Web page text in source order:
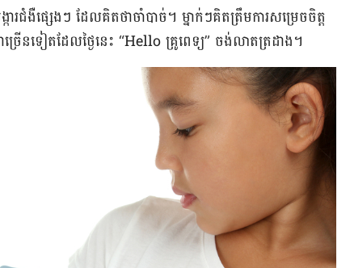
ង្ការ​ជំងឺ​ផ្សេងៗ ដែល​គិត​ថា​ចាំបាច់។ ម្នាក់ៗគិត​ត្រឹម​ការ​សម្រេច​ចិត្ត​
រើន​ទៀត​ដែល​ថ្ងៃ​នេះ “Hello គ្រូពេទ្យ” ចង់​លាត​ត្រដាង។